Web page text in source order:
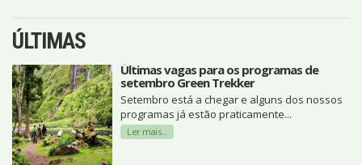
ÚLTIMAS
Últimas vagas para os programas de
setembro Green Trekker
Setembro está a chegar e alguns dos nossos
programas já estão praticamente...
Ler mais...